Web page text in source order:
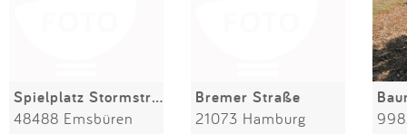
Spielplatz Stormstrasse
48488 Emsbüren
Bremer Straße
21073 Hamburg